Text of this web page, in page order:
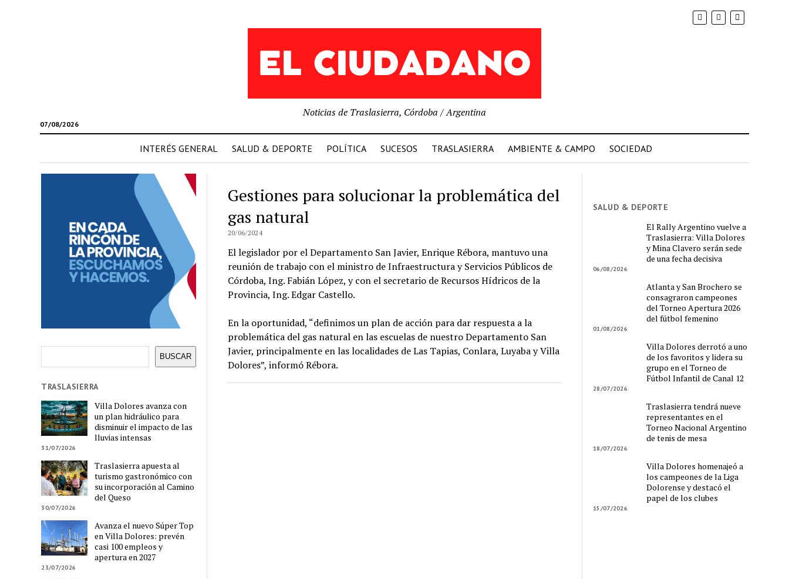
07/08/2026
Noticias de Traslasierra, Córdoba / Argentina
INTERÉS GENERAL SALUD & DEPORTE POLÍTICA SUCESOS TRASLASIERRA AMBIENTE & CAMPO SOCIEDAD
BUSCAR
TRASLASIERRA
Villa Dolores avanza con
un plan hidráulico para
disminuir el impacto de las
lluvias intensas
31/07/2026
Traslasierra apuesta al
turismo gastronómico con
su incorporación al Camino
del Queso
30/07/2026
Avanza el nuevo Súper Top
en Villa Dolores: prevén
casi 100 empleos y
apertura en 2027
23/07/2026
Gestiones para solucionar la problemática del
gas natural
20/06/2024
El legislador por el Departamento San Javier, Enrique Rébora, mantuvo una
reunión de trabajo con el ministro de Infraestructura y Servicios Públicos de
Córdoba, Ing. Fabián López, y con el secretario de Recursos Hídricos de la
Provincia, Ing. Edgar Castello.
En la oportunidad, “definimos un plan de acción para dar respuesta a la
problemática del gas natural en las escuelas de nuestro Departamento San
Javier, principalmente en las localidades de Las Tapias, Conlara, Luyaba yVilla
Dolores”, informó Rébora.
SALUD & DEPORTE
El Rally Argentino vuelve a
Traslasierra: Villa Dolores
y Mina Clavero serán sede
de una fecha decisiva
06/08/2026
Atlanta y San Brochero se
consagraron campeones
del Torneo Apertura 2026
del fútbol femenino
01/08/2026
Villa Dolores derrotó a uno
de los favoritos y lidera su
grupo en el Torneo de
Fútbol Infantil de Canal 12
28/07/2026
Traslasierra tendrá nueve
representantes en el
Torneo Nacional Argentino
de tenis de mesa
18/07/2026
Villa Dolores homenajeó a
los campeones de la Liga
Dolorense y destacó el
papel de los clubes
15/07/2026